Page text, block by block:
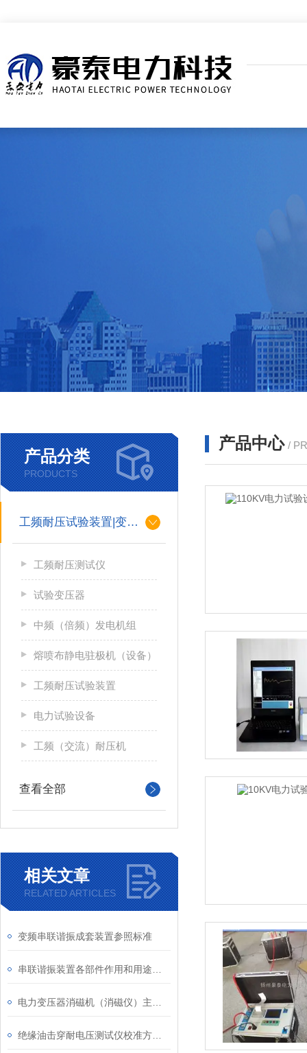
产品分类
PRODUCTS
工频耐压试验装置|变压器
工频耐压测试仪
试验变压器
中频（倍频）发电机组
熔喷布静电驻极机（设备）
工频耐压试验装置
电力试验设备
工频（交流）耐压机
查看全部
相关文章
RELATED ARTICLES
变频串联谐振成套装置参照标准
产品中心 /